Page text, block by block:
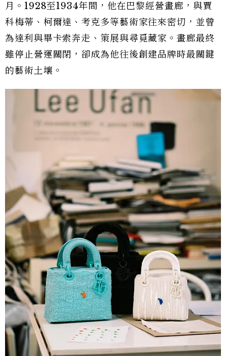
月。1928至1934年間，他在巴黎經營畫廊，與賈
科梅蒂、柯爾達、考克多等藝術家往來密切，並曾
為達利與畢卡索奔走、策展與尋覓藏家。畫廊最終
雖停止營運關閉，卻成為他往後創建品牌時最關鍵
的藝術土壤。